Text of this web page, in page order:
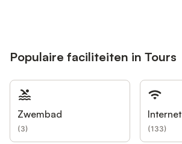
Populaire faciliteiten in Tours
Zwembad
(3)
Internet
(133)